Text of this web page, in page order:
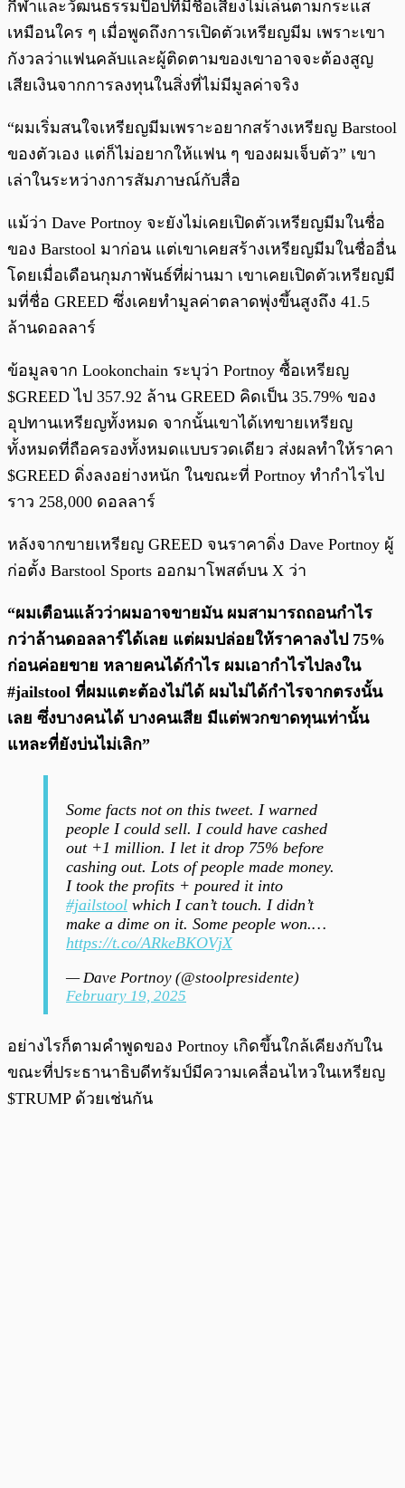
กีฬาและวัฒนธรรมป็อปที่มีชื่อเสียงไม่เล่นตามกระแส
เหมือนใคร ๆ เมื่อพูดถึงการเปิดตัวเหรียญมีม เพราะเขา
กังวลว่าแฟนคลับและผู้ติดตามของเขาอาจจะต้องสูญ
เสียเงินจากการลงทุนในสิ่งที่ไม่มีมูลค่าจริง
“ผมเริ่มสนใจเหรียญมีมเพราะอยากสร้างเหรียญ Barstool
ของตัวเอง แต่ก็ไม่อยากให้แฟน ๆ ของผมเจ็บตัว” เขา
เล่าในระหว่างการสัมภาษณ์กับสื่อ
แม้ว่า Dave Portnoy จะยังไม่เคยเปิดตัวเหรียญมีมในชื่อ
ของ Barstool มาก่อน แต่เขาเคยสร้างเหรียญมีมในชื่ออื่น
โดยเมื่อเดือนกุมภาพันธ์ที่ผ่านมา เขาเคยเปิดตัวเหรียญมี
มที่ชื่อ GREED ซึ่งเคยทำมูลค่าตลาดพุ่งขึ้นสูงถึง 41.5
ล้านดอลลาร์
ข้อมูลจาก Lookonchain ระบุว่า Portnoy ซื้อเหรียญ
$GREED ไป 357.92 ล้าน GREED คิดเป็น 35.79% ของ
อุปทานเหรียญทั้งหมด จากนั้นเขาได้เทขายเหรียญ
ทั้งหมดที่ถือครองทั้งหมดแบบรวดเดียว ส่งผลทำให้ราคา
$GREED ดิ่งลงอย่างหนัก ในขณะที่ Portnoy ทำกำไรไป
ราว 258,000 ดอลลาร์
หลังจากขายเหรียญ GREED จนราคาดิ่ง Dave Portnoy ผู้
ก่อตั้ง Barstool Sports ออกมาโพสต์บน X ว่า
“ผมเตือนแล้วว่าผมอาจขายมัน ผมสามารถถอนกำไร
กว่าล้านดอลลาร์ได้เลย แต่ผมปล่อยให้ราคาลงไป 75%
ก่อนค่อยขาย หลายคนได้กำไร ผมเอากำไรไปลงใน
#jailstool ที่ผมแตะต้องไม่ได้ ผมไม่ได้กำไรจากตรงนั้น
เลย ซึ่งบางคนได้ บางคนเสีย มีแต่พวกขาดทุนเท่านั้น
แหละที่ยังบ่นไม่เลิก”
Some facts not on this tweet. I warned
people I could sell. I could have cashed
out +1 million. I let it drop 75% before
cashing out. Lots of people made money.
I took the profits + poured it into
#jailstool which I can’t touch. I didn’t
make a dime on it. Some people won.…
https://t.co/ARkeBKOVjX
— Dave Portnoy (@stoolpresidente)
February 19, 2025
อย่างไรก็ตามคำพูดของ Portnoy เกิดขึ้นใกล้เคียงกับใน
ขณะที่ประธานาธิบดีทรัมป์มีความเคลื่อนไหวในเหรียญ
$TRUMP ด้วยเช่นกัน